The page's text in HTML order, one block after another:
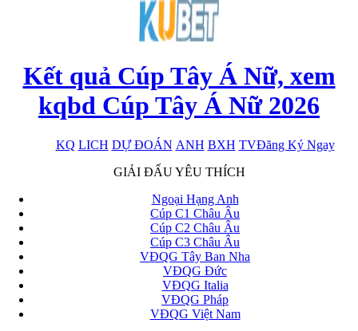
Kết quả Cúp Tây Á Nữ, xem
kqbd Cúp Tây Á Nữ 2026
KQ LICH DỰ ĐOÁN ANH BXH TVĐăng Ký Ngay
x
GIẢI ĐẤU YÊU THÍCH
Ngoại Hạng Anh
Cúp C1 Châu Âu
Cúp C2 Châu Âu
Cúp C3 Châu Âu
VĐQG Tây Ban Nha
VĐQG Đức
VĐQG Italia
VĐQG Pháp
VĐQG Việt Nam